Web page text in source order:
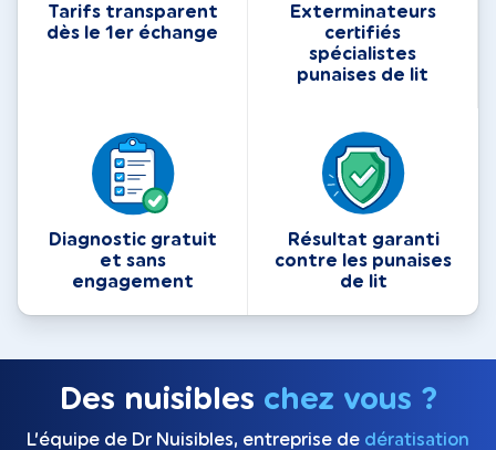
Tarifs transparent
dès le 1er échange
Exterminateurs
certifiés
spécialistes
punaises de lit
Diagnostic gratuit
et sans
engagement
Résultat garanti
contre les punaises
de lit
Des nuisibles chez vous ?
L’équipe de Dr Nuisibles, entreprise de dératisation